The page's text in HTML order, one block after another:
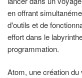
en offrant
d'outils et de
effort dans le
programmation.
Atom, une création du